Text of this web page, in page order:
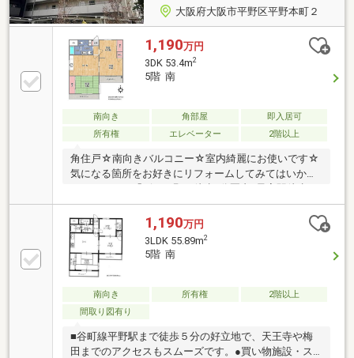
大阪府大阪市平野区平野本町２
1,190万円
3DK 53.4m2
5階 南
南向き 角部屋
即入居可
所有権
エレベーター 2階以上
角住戸☆南向きバルコニー☆室内綺麗にお使いです☆
気になる箇所をお好きにリフォームしてみてはいかが
分♪2WAYアクセスも可能です♪
1,190万円
3LDK 55.89m2
5階 南
南向き 所有権
2階以上
間取り図有り
■谷町線平野駅まで徒歩５分の好立地で、天王寺や梅
田までのアクセスもスムーズです。●買い物施設・ス